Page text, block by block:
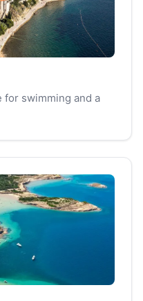
for swimming and a